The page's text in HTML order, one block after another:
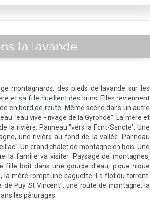
la lavande
montagnards, des pieds de lavande sur les
et sa fille cueillent des brins. Elles reviennent
en bord de route. Même scène dans un autre
"eau vive - rivage de la Gyronde". La mère et
la rivière. Panneau "vers la Font-Sancte". Une
une rivière au fond de la vallée. Panneau
Un grand chalet de montagne en bois. Une
la famille va visiter. Paysage de montagnes,
fille boit dans une gourde d'eau, pique nique
la mère rompt une baguette. Le flot du torrent.
de Puy St Vincent", une route de montagne, la
les pâturages.